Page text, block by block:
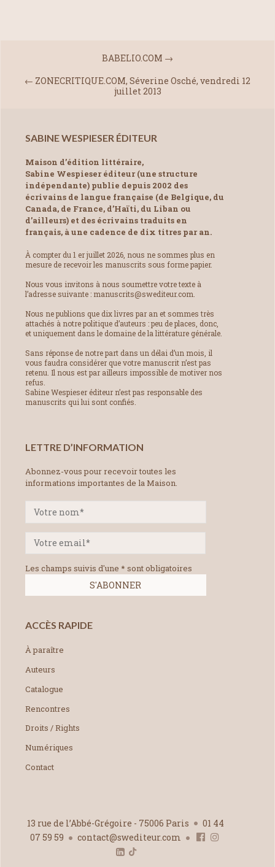
BABELIO.COM →
← ZONECRITIQUE.COM, Séverine Osché, vendredi 12
juillet 2013
SABINE WESPIESER ÉDITEUR
Maison d’édition littéraire,
Sabine Wespieser éditeur (une structure
indépendante) publie depuis 2002 des
écrivains de langue française (de Belgique, du
Canada, de France, d’Haïti, du Liban ou
d’ailleurs) et des écrivains traduits en
français, à une cadence de dix titres par an.
À compter du 1 er juillet 2026, nous ne sommes plus en
mesure de recevoir les manuscrits sous forme papier.
Nous vous invitons à nous soumettre votre texte à
l’adresse suivante : manuscrits@swediteur.com.
Nous ne publions que dix livres par an et sommes très
attachés à notre politique d’auteurs : peu de places, donc,
et uniquement dans le domaine de la littérature générale.
Sans réponse de notre part dans un délai d’un mois, il
vous faudra considérer que votre manuscrit n’est pas
retenu. Il nous est par ailleurs impossible de motiver nos
refus.
Sabine Wespieser éditeur n’est pas responsable des
manuscrits qui lui sont confiés.
LETTRE D’INFORMATION
Abonnez-vous pour recevoir toutes les
informations importantes de la Maison.
Les champs suivis d'une * sont obligatoires
ACCÈS RAPIDE
À paraître
Auteurs
Catalogue
Rencontres
Droits / Rights
Numériques
Contact
13 rue de l’Abbé-Grégoire - 75006 Paris
01 44
07 59 59
contact@swediteur.com